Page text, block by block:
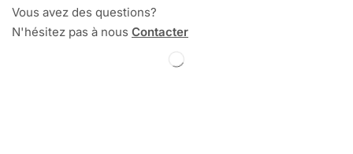
Vous avez des questions?
N'hésitez pas à nous Contacter